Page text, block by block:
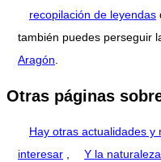
recopilación de leyendas
también puedes perseguir
Aragón
Otras páginas
Hay otras actualidades y
interesar
Y la